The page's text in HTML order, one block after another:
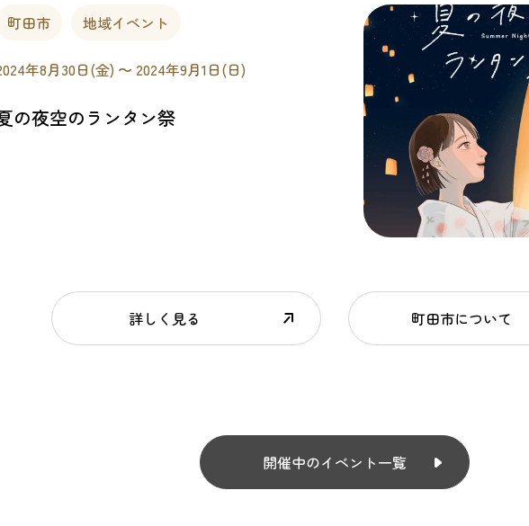
町田市 地域イベント
年8月30日(金) 〜 2024年9月1日(日)
の夜空のランタン祭
詳しく見る 町田市について
開催中のイベント一覧